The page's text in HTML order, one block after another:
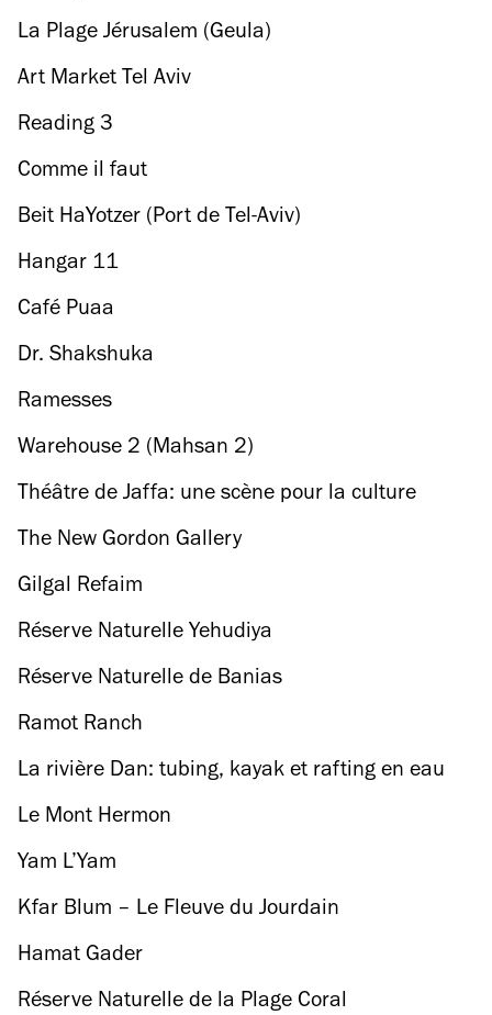
La Plage Jérusalem (Geula)
Art Market Tel Aviv
Reading 3
Comme il faut
Beit HaYotzer (Port de Tel-Aviv)
Hangar 11
Café Puaa
Dr. Shakshuka
Ramesses
Warehouse 2 (Mahsan 2)
Théâtre de Jaffa: une scène pour la culture
israélo-arabe
The New Gordon Gallery
Gilgal Refaim
Réserve Naturelle Yehudiya
Réserve Naturelle de Banias
Ramot Ranch
La rivière Dan: tubing, kayak et rafting en eau
vive
Le Mont Hermon
Yam L’Yam
Kfar Blum – Le Fleuve du Jourdain
Hamat Gader
Réserve Naturelle de la Plage Coral